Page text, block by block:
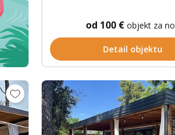
od 100 €objekt za
Detail objektu